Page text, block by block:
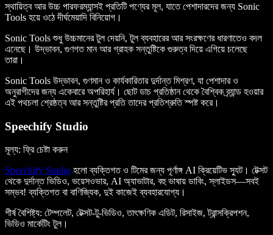
স্থায়িত্ব আর উচ্চ পারফরম্যান্সই প্রতিটি পণ্যের মূল, যাতে পেশাদারদের জন্য Sonic
Tools হয়ে ওঠে দীর্ঘমেয়াদি বিনিয়োগ।
Sonic Tools শুধু উচ্চমানের টুল দেয়নি, টুল ব্যবহারের আর সংরক্ষণের ধারণাতেও বদল
এনেছে। উদ্ভাবন, গুণগত মান আর গ্রাহক সন্তুষ্টিকে গুরুত্ব দিয়ে এগিয়ে চলেছে
তারা।
Sonic Tools উদ্ভাবন, গুণমান ও কার্যকারিতার দুর্দান্ত মিশ্রণ, যা পেশাদার ও
অনুরাগীদের জন্য একেবারে অপরিহার্য। ছোট ডাচ প্রতিষ্ঠান থেকে বৈশ্বিক ব্র্যান্ড হওয়ার
এই পথচলা শ্রেষ্ঠত্ব আর সন্তুষ্টির প্রতি তাদের প্রতিশ্রুতি স্পষ্ট করে।
Speechify Studio
মূল্য: ফ্রি চেষ্টা করুন
Speechify Studio হলো ব্যক্তিগত ও টিমের জন্য পূর্ণাঙ্গ AI ক্রিয়েটিভ স্যুট। টেক্সট
থেকে দুর্দান্ত ভিডিও, ভয়েসওভার, AI অ্যাভাটার, বহু ভাষায় ডাবিং, স্লাইডস—সবই
সম্ভব! ব্যক্তিগত বা বাণিজ্যিক, দুই কাজেই ব্যবহারযোগ্য।
শীর্ষ বৈশিষ্ট্য: টেম্পলেট, টেক্সট-টু-ভিডিও, তাৎক্ষণিক এডিট, রিসাইজ, ট্রান্সক্রিপশন,
ভিডিও মার্কেটিং টুল।